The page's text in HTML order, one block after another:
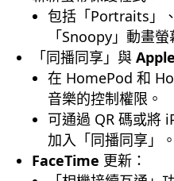
包括「Portraits」
「Snoopy」動畫
「同播同享」與
在 HomePod 和
音樂的控制權限。
可通過 QR 碼或將
加入「同播同享」。
FaceTime 更新：